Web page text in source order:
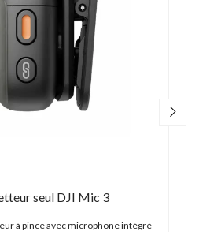
seul DJI Mic 3
à pince avec microphone intégré